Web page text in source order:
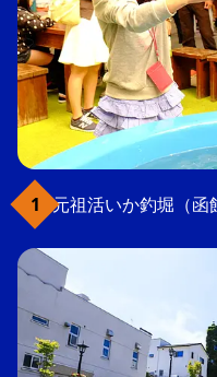
元祖活いか釣堀（函